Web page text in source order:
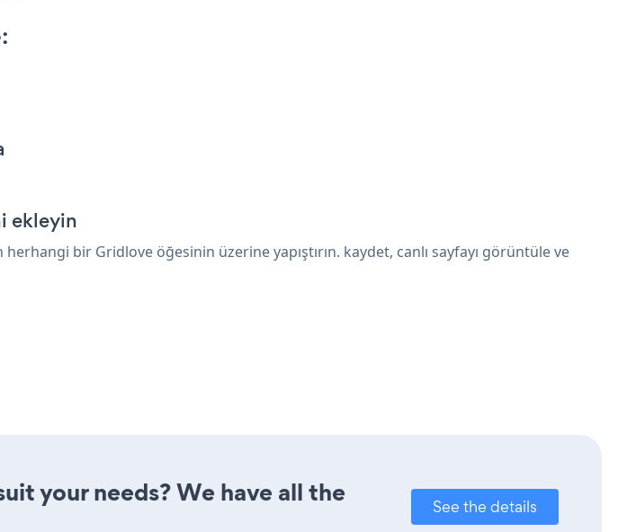
ekleyin
bir Gridlove öğesinin üzerine yapıştırın. kaydet, canlı sayfayı görüntüle ve
your needs? We have all the
See the details